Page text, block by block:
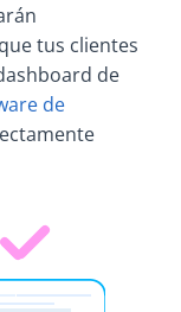
tus clientes
de
de